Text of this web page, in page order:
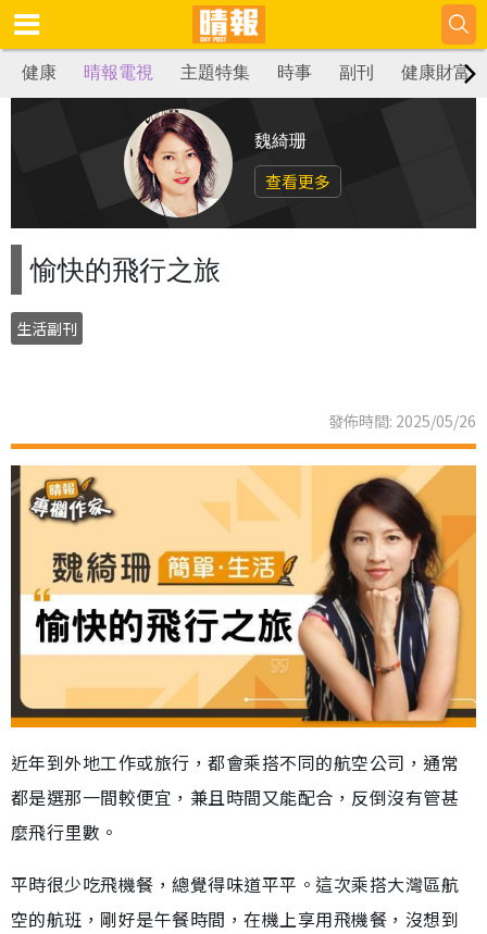
健康 晴報電視 主題特集 時事 副刊 健康財富
魏綺珊
查看更多
愉快的飛行之旅
生活副刊
發佈時間: 2025/05/26
近年到外地工作或旅行，都會乘搭不同的航空公司，通常
都是選那一間較便宜，兼且時間又能配合，反倒沒有管甚
麼飛行里數。
平時很少吃飛機餐，總覺得味道平平。這次乘搭大灣區航
空的航班，剛好是午餐時間，在機上享用飛機餐，沒想到